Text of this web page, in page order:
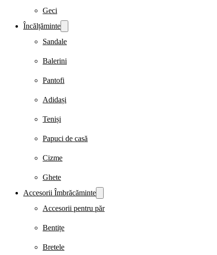
Geci
Încălțăminte
Sandale
Balerini
Pantofi
Adidași
Teniși
Papuci de casă
Cizme
Ghete
Accesorii Îmbrăcăminte
Accesorii pentru păr
Bentițe
Bretele